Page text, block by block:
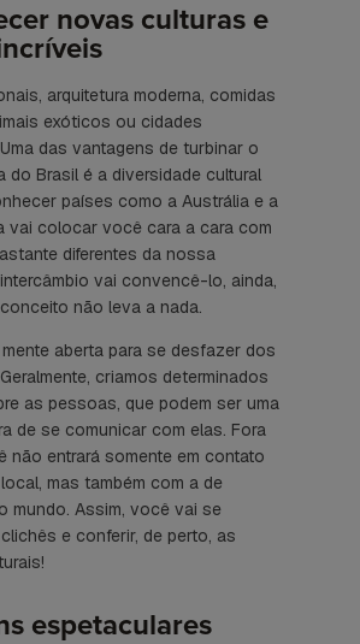
novas culturas e
arquitetura moderna, comidas
exóticos ou cidades
das vantagens de turbinar o
do Brasil é a diversidade cultural
países como a Austrália e a
vai colocar você cara a cara com
diferentes da nossa
vai convencê-lo, ainda,
não leva a nada.
aberta para se desfazer dos
criamos determinados
as pessoas, que podem ser uma
de se comunicar com elas. Fora
não entrará somente em contato
mas também com a de
mundo. Assim, você vai se
e conferir, de perto, as
espetaculares